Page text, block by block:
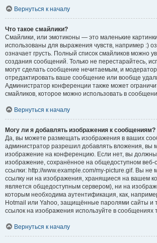
Вернуться к началу
Что такое смайлики?
Смайлики, или эмотиконы — это маленькие
использованы для выражения чувств, например :)
означает грусть. Полный список смайликов можно
создания сообщений. Только не перестарайтесь,
могут сделать сообщение нечитаемым, и
отредактировать ваше сообщение или вообще
Администратор конференции также может
смайликов, которое можно использовать в
Вернуться к началу
Могу ли я добавлять изображения к сообщениям?
Да, вы можете размещать изображения в ваших
администратор разрешил добавлять вложения, вы
изображение на конференцию. Если нет, вы должны
изображение, сохранённое на общедоступном
ссылки: http://www.example.com/my-picture.gif. Вы не
ссылку ни на изображения, хранящиеся на вашем
является общедоступным сервером), ни на
которым необходима аутентификация, как,
Hotmail или Yahoo, защищённые паролями сайты и
ссылок на изображения используйте в сообщениях
Вернуться к началу